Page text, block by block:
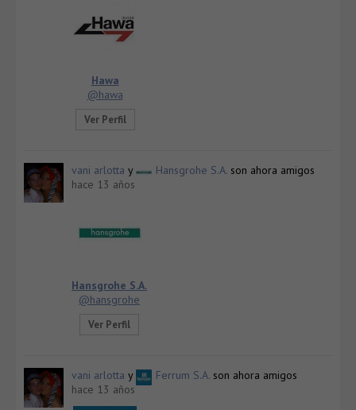
Hawa
@hawa
Ver Perfil
vani arlotta y Hansgrohe S.A. son ahora amigos
hace 13 años
Hansgrohe S.A.
@hansgrohe
Ver Perfil
vani arlotta y Ferrum S.A. son ahora amigos
hace 13 años